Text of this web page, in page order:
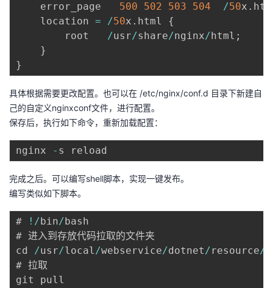
    error_page
500 502 503 504 /50x .
    location
= /50x . html {
        root
/usr/share/nginx/ html ;
}
}
具体根据需要更改配置。也可以在 /etc/nginx/conf.d 目录下新建自
己的自定义nginxconf文件，进行配置。
保存后，执行如下命令，重新加载配置：
nginx -
完成之后。可以编写shell脚本，实现一键发布。
编写类似如下脚本。
# ! / bin/ bash
# 进入到存放代码拉取的文件夹
cd /usr/local/webservice/dotnet/resource/
# 拉取
git pull